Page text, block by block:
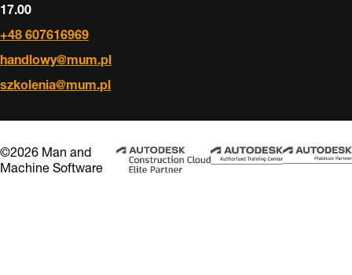
17.00
+48 607616969
handlowy@mum.pl
szkolenia@mum.pl
©2026 Man and
Machine Software